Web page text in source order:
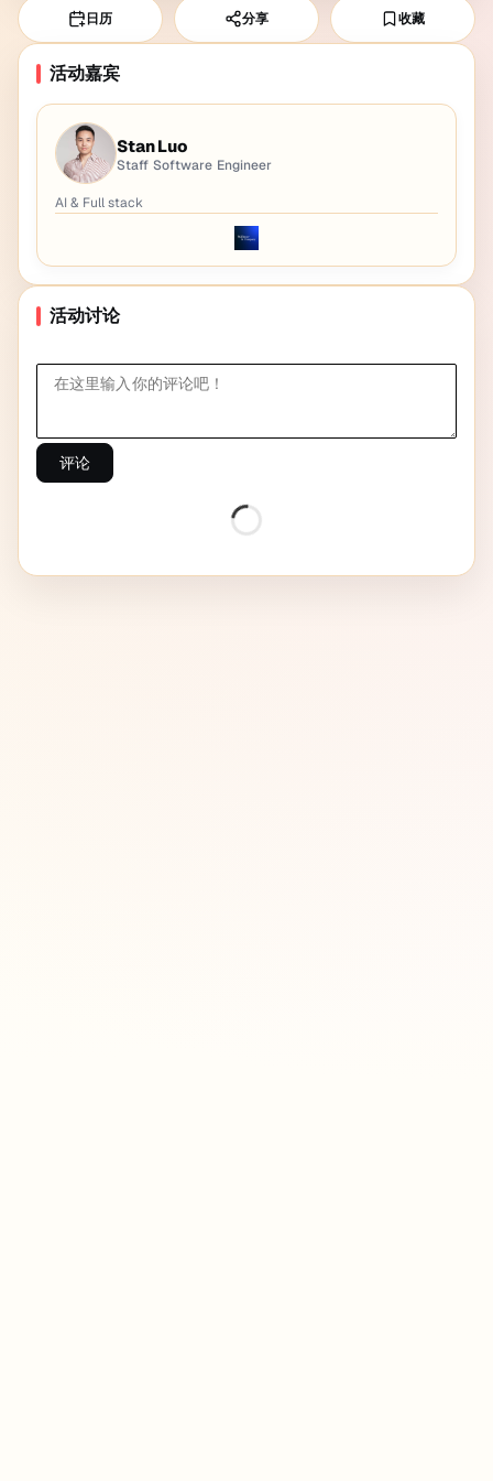
日历 分享 收藏
活动嘉宾
Stan Luo
Staff Software Engineer
AI & Full stack
活动讨论
评论